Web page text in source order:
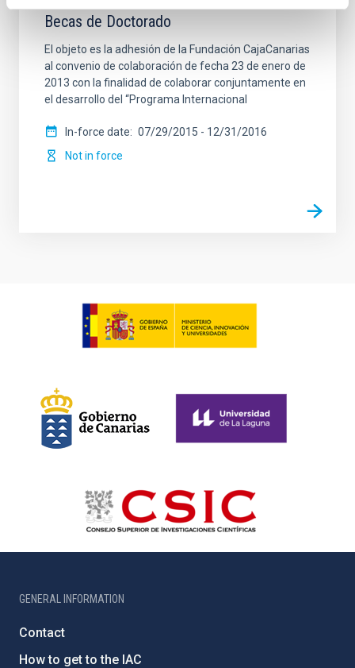
Becas de Doctorado
El objeto es la adhesión de la Fundación CajaCanarias
al convenio de colaboración de fecha 23 de enero de
2013 con la finalidad de colaborar conjuntamente en
el desarrollo del “Programa Internacional
In-force date 07/29/2015 - 12/31/2016
Not in force
GENERAL INFORMATION
Contact
How to get to the IAC